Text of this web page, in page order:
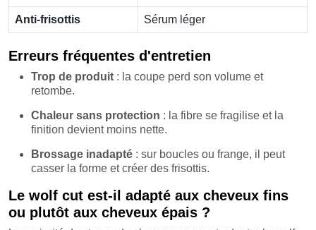
Anti-frisottis Sérum léger
Erreurs fréquentes d'entretien
Trop de produit : la coupe perd son volume et
retombe.
Chaleur sans protection : la fibre se fragilise et la
finition devient moins nette.
Brossage inadapté : sur boucles ou frange, il peut
casser la forme et créer des frisottis.
Le wolf cut est-il adapté aux cheveux fins
ou plutôt aux cheveux épais ?